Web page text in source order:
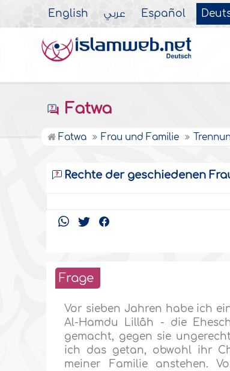
English عربي Español
Fatwa
Fatwa Frau und Familie
Rechte der geschiedenen
Frage
Vor sieben Jahren habe ich
Al-Hamdu Lillâh - die
gemacht, gegen sie
ich das getan, obwohl ihr
meiner Familie anstehen.